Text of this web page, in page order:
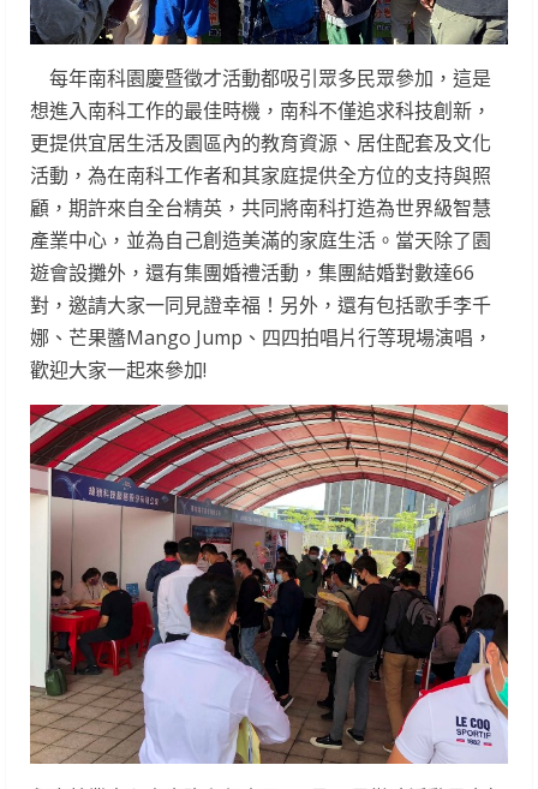
每年南科園慶暨徵才活動都吸引眾多民眾參加，這是
想進入南科工作的最佳時機，南科不僅追求科技創新，
更提供宜居生活及園區內的教育資源、居住配套及文化
活動，為在南科工作者和其家庭提供全方位的支持與照
顧，期許來自全台精英，共同將南科打造為世界級智慧
產業中心，並為自己創造美滿的家庭生活。當天除了園
遊會設攤外，還有集團婚禮活動，集團結婚對數達66
對，邀請大家一同見證幸福！另外，還有包括歌手李千
娜、芒果醬Mango Jump、四四拍唱片行等現場演唱，
歡迎大家一起來參加!